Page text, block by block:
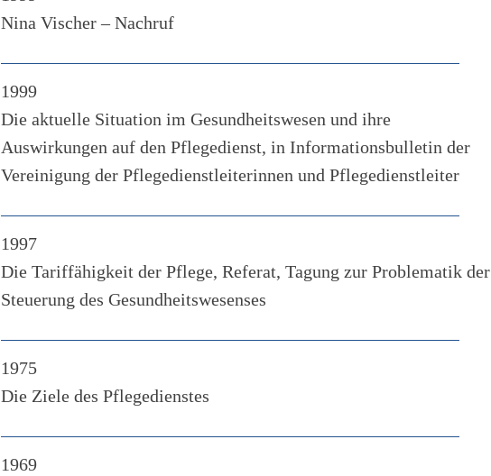
Nina Vischer – Nachruf
1999
Die aktuelle Situation im Gesundheitswesen und ihre
Auswirkungen auf den Pflegedienst, in Informationsbulletin der
Vereinigung der Pflegedienstleiterinnen und Pflegedienstleiter
1997
Die Tariffähigkeit der Pflege, Referat, Tagung zur Problematik der
Steuerung des Gesundheitswesenses
1975
Die Ziele des Pflegedienstes
1969